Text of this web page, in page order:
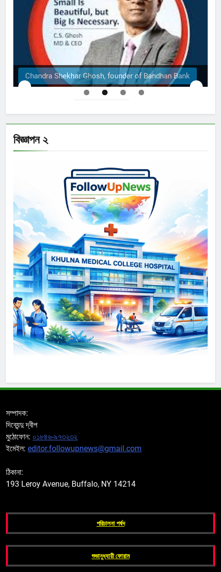
Bandhan Bank The Structural Engineers Ltd |
বিজ্ঞাপন ২
সম্পাদক:
দিব্যেন্দু দ্বীপ
মুঠোফোন: ০১৮৪৬-৯৭৩২৩২
ইমেইল: editor.followupnews@gmail.com
ঠিকানা:
193 Leroy Avenue, Buffalo, NY 14214
পরিচালনা পর্ষদ
শুভানুধ্যায়ী ফোরাম